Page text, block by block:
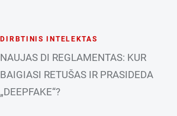
DIRBTINIS INTELEKTAS
NAUJAS DI REGLAMENTAS: KUR
BAIGIASI RETUŠAS IR PRASIDEDA
„DEEPFAKE“?